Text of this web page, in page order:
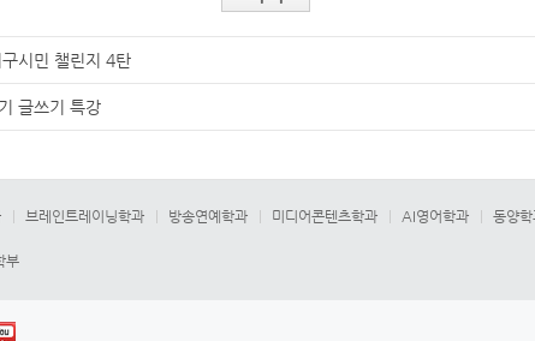
시민 챌린지 4탄
글쓰기 특강
브레인트레이닝학과 방송연예학과 미디어콘텐츠학과 AI영어학과 동양
부